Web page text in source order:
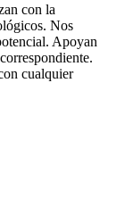
con la
Nos
Apoyan
cualquier